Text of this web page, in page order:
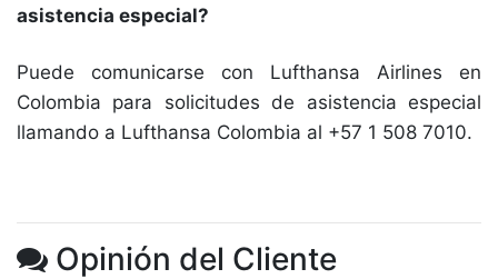
asistencia especial?
Puede comunicarse con Lufthansa Airlines en
Colombia para solicitudes de asistencia especial
llamando a Lufthansa Colombia al +57 1 508 7010.
Opinión del Cliente